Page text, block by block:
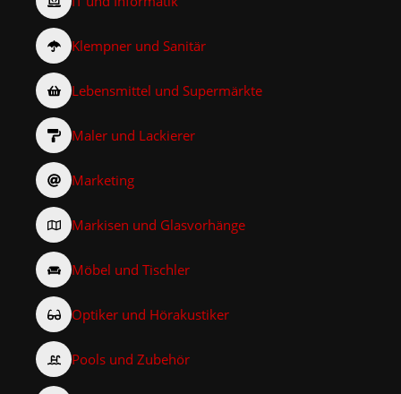
Klempner und Sanitär
Lebensmittel und Supermärkte
Maler und Lackierer
Marketing
Markisen und Glasvorhänge
Möbel und Tischler
Optiker und Hörakustiker
Pools und Zubehör